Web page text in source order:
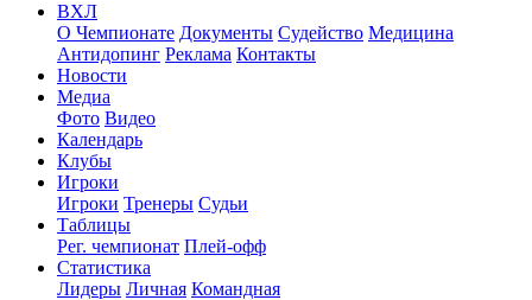
ВХЛ
О Чемпионате Документы Судейство Медицина
Антидопинг Реклама Контакты
Новости
Медиа
Фото Видео
Календарь
Клубы
Игроки
Игроки Тренеры Судьи
Таблицы
Рег. чемпионат Плей-офф
Статистика
Лидеры Личная Командная